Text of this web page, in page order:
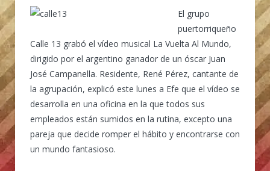
El grupo
puertorriqueño
Calle 13 grabó el vídeo musical La Vuelta Al Mundo,
dirigido por el argentino ganador de un óscar Juan
José Campanella. Residente, René Pérez, cantante de
la agrupación, explicó este lunes a Efe que el vídeo se
desarrolla en una oficina en la que todos sus
empleados están sumidos en la rutina, excepto una
pareja que decide romper el hábito y encontrarse con
un mundo fantasioso.